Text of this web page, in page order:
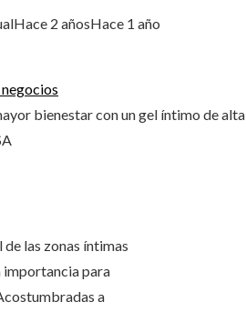
Hace 2 añosHace 1 año
bienestar con un gel íntimo de alta
las zonas íntimas
importancia para
a